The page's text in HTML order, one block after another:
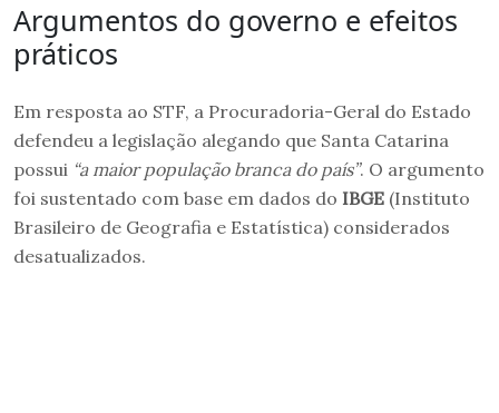
Argumentos do governo e efeitos
práticos
Em resposta ao STF, a Procuradoria-Geral do Estado
defendeu a legislação alegando que Santa Catarina
possui “a maior população branca do país”. O argumento
foi sustentado com base em dados do IBGE (Instituto
Brasileiro de Geografia e Estatística) considerados
desatualizados.